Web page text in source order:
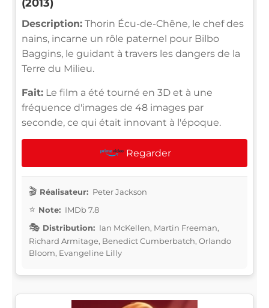
(2013)
Description: Thorin Écu-de-Chêne, le chef des
nains, incarne un rôle paternel pour Bilbo
Baggins, le guidant à travers les dangers de la
Terre du Milieu.
Fait: Le film a été tourné en 3D et à une
fréquence d'images de 48 images par
seconde, ce qui était innovant à l'époque.
Regarder
Réalisateur: Peter Jackson
Note: IMDb 7.8
Distribution: Ian McKellen, Martin Freeman,
Richard Armitage, Benedict Cumberbatch, Orlando
Bloom, Evangeline Lilly